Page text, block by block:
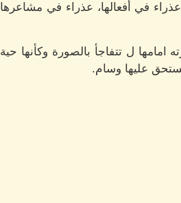
في أفعالها، عذراء في مشاعرها
ل تتفاجأ بالصورة وكأنها حية
تستحق عليها وسام.